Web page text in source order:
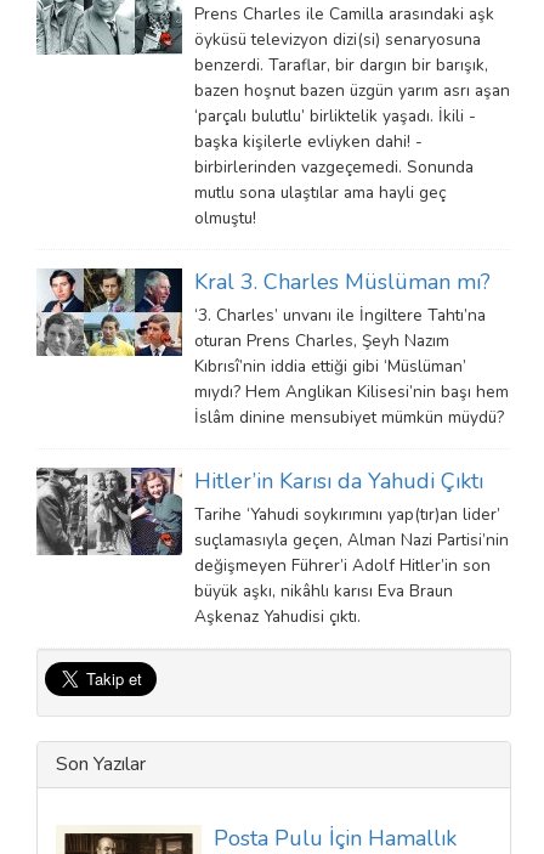
Prens Charles ile Camilla arasındaki aşk
öyküsü televizyon dizi(si) senaryosuna
benzerdi. Taraflar, bir dargın bir barışık,
bazen hoşnut bazen üzgün yarım asrı aşan
‘parçalı bulutlu’ birliktelik yaşadı. İkili -
başka kişilerle evliyken dahi! -
birbirlerinden vazgeçemedi. Sonunda
mutlu sona ulaştılar ama hayli geç
olmuştu!
Kral 3. Charles Müslüman mı?
‘3. Charles’ unvanı ile İngiltere Tahtı’na
oturan Prens Charles, Şeyh Nazım
Kıbrısî’nin iddia ettiği gibi ‘Müslüman’
mıydı? Hem Anglikan Kilisesi’nin başı hem
İslâm dinine mensubiyet mümkün müydü?
Hitler’in Karısı da Yahudi Çıktı
Tarihe ‘Yahudi soykırımını yap(tır)an lider’
suçlamasıyla geçen, Alman Nazi Partisi’nin
değişmeyen Führer’i Adolf Hitler’in son
büyük aşkı, nikâhlı karısı Eva Braun
Aşkenaz Yahudisi çıktı.
Son Yazılar
Posta Pulu İçin Hamallık